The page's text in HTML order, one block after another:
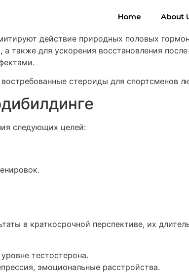
Home About
действие природных половых
также для ускорения восстановления
стероиды для спортсменов
следующих целей:
в краткосрочной перспективе, их
тестостерона.
эмоциональные расстройства.